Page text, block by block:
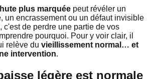
plus marquée peut révéler un
un encrassement ou un défaut invisible
de perdre une partie de vos
pourquoi. Pour y voir clair, il
relève du vieillissement normal… et
intervention.
légère est normale